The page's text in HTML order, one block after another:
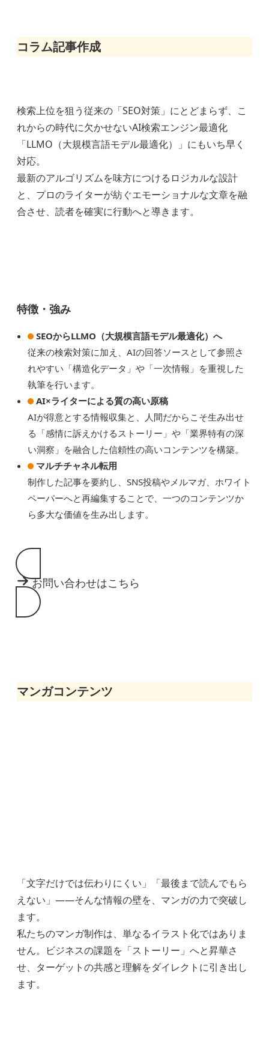
コラム記事作成
検索上位を狙う従来の「SEO対策」にとどまらず、こ
れからの時代に欠かせないAI検索エンジン最適化
「LLMO（大規模言語モデル最適化）」にもいち早く
対応。
最新のアルゴリズムを味方につけるロジカルな設計
と、プロのライターが紡ぐエモーショナルな文章を融
合させ、読者を確実に行動へと導きます。
特徴・強み
SEOからLLMO（大規模言語モデル最適化）へ
従来の検索対策に加え、AIの回答ソースとして参照さ
れやすい「構造化データ」や「一次情報」を重視した
執筆を行います。
AI×ライターによる質の高い原稿
AIが得意とする情報収集と、人間だからこそ生み出せ
る「感情に訴えかけるストーリー」や「業界特有の深
い洞察」を融合した信頼性の高いコンテンツを構築。
マルチチャネル転用
制作した記事を要約し、SNS投稿やメルマガ、ホワイト
ペーパーへと再編集することで、一つのコンテンツか
ら多大な価値を生み出します。
お問い合わせはこちら
マンガコンテンツ
「文字だけでは伝わりにくい」「最後まで読んでもら
えない」——そんな情報の壁を、マンガの力で突破し
ます。
私たちのマンガ制作は、単なるイラスト化ではありま
せん。ビジネスの課題を「ストーリー」へと昇華さ
せ、ターゲットの共感と理解をダイレクトに引き出し
ます。